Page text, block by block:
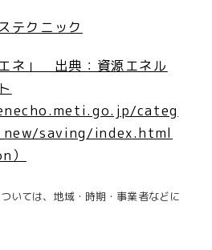
テクニック
ネ」 出典：資源エネル
categ
saving/index.html
いては、地域・時期・事業者などに